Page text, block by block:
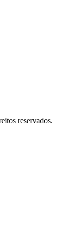
reservados.